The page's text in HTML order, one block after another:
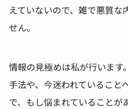
えていないので、雑で悪質な
せん。
情報の見極めは私が行います
手法や、今迷われていること
で、もし悩まれていることが